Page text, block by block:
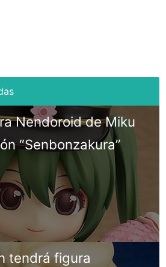
Nendoroid de Miku
“Senbonzakura”
tendrá figura